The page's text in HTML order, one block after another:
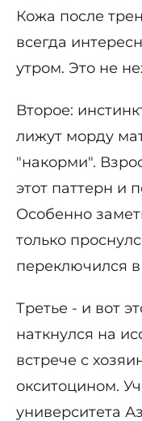
Кожа после
всегда
утром. Это не
Второе:
лижут морду
"накорми".
этот паттерн и
Особенно
только
переключился
Третье - и вот
наткнулся на
встрече с
окситоцином.
университета